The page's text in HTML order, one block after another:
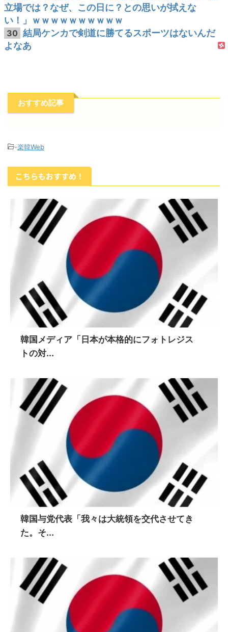
立場では？なぜ、この日に？との思いが拭えな
い！」ｗｗｗｗｗｗｗｗｗｗ
30 結局ケンカで剣道に勝てるスポーツはないんだ
よなあ
おすすめ記事
-楽韓Web
こちらもおすすめ！
韓国メディア「日本が本格的にフォトレジス
トの対...
韓国与党代表「我々は大統領を交代させてき
た。そ...